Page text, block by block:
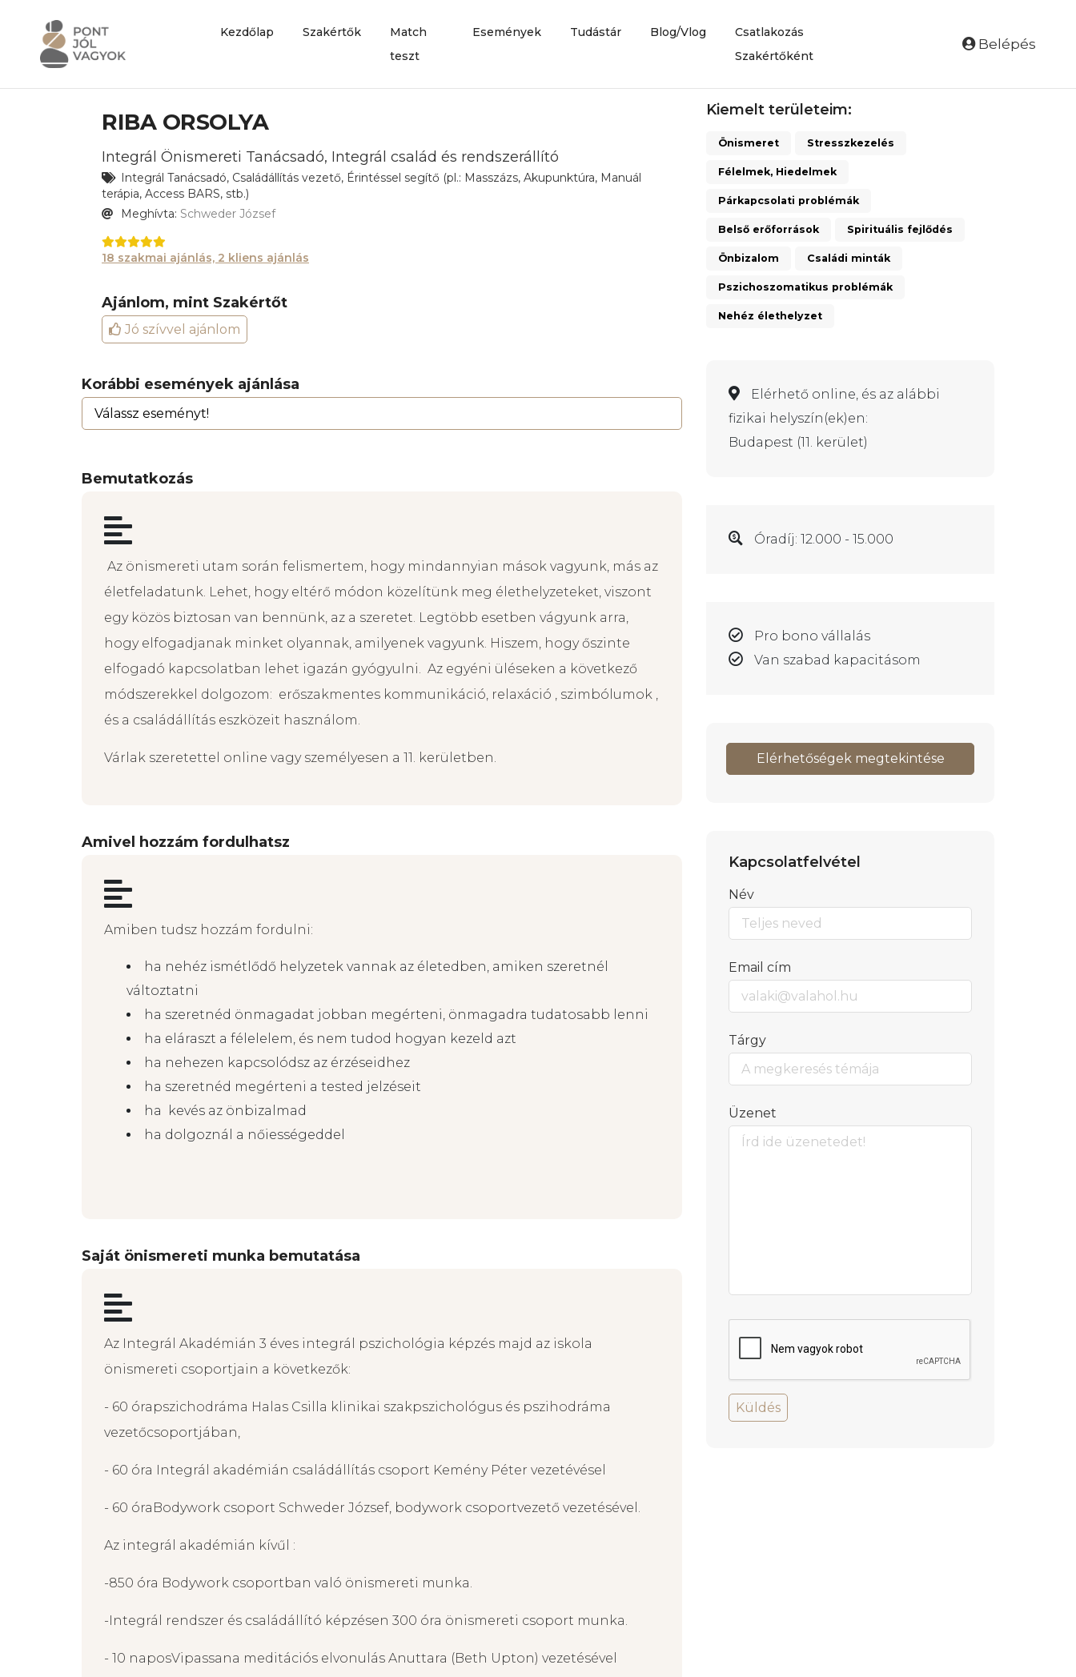
Kezdőlap Szakértők
Match
teszt
Események Tudástár Blog/Vlog
Csatlakozás
Szakértőként
Belépés
RIBA ORSOLYA
Integrál Önismereti Tanácsadó, Integrál család és rendszerállító
Integrál Tanácsadó, Családállítás vezető, Érintéssel segítő (pl.: Masszázs, Akupunktúra, Manuál
terápia, Access BARS, stb.)
Meghívta: Schweder József
18 szakmai ajánlás, 2 kliens ajánlás
Ajánlom, mint Szakértőt
Jó szívvel ajánlom
Korábbi események ajánlása
Bemutatkozás
Az önismereti utam során felismertem, hogy mindannyian mások vagyunk, más az
életfeladatunk. Lehet, hogy eltérő módon közelítünk meg élethelyzeteket, viszont
egy közös biztosan van bennünk, az a szeretet. Legtöbb esetben vágyunk arra,
hogy elfogadjanak minket olyannak, amilyenek vagyunk. Hiszem, hogy őszinte
elfogadó kapcsolatban lehet igazán gyógyulni. Az egyéni üléseken a következő
módszerekkel dolgozom: erőszakmentes kommunikáció, relaxáció , szimbólumok ,
és a családállítás eszközeit használom.
Várlak szeretettel online vagy személyesen a 11. kerületben.
Amivel hozzám fordulhatsz
Amiben tudsz hozzám fordulni:
ha nehéz ismétlődő helyzetek vannak az életedben, amiken szeretnél
változtatni
ha szeretnéd önmagadat jobban megérteni, önmagadra tudatosabb lenni
ha eláraszt a félelelem, és nem tudod hogyan kezeld azt
ha nehezen kapcsolódsz az érzéseidhez
ha szeretnéd megérteni a tested jelzéseit
ha kevés az önbizalmad
ha dolgoznál a nőiességeddel
Saját önismereti munka bemutatása
Az Integrál Akadémián 3 éves integrál pszichológia képzés majd az iskola
önismereti csoportjain a következők:
- 60 órapszichodráma Halas Csilla klinikai szakpszichológus és pszihodráma
vezetőcsoportjában,
- 60 óra Integrál akadémián családállítás csoport Kemény Péter vezetévésel
- 60 óraBodywork csoport Schweder József, bodywork csoportvezető vezetésével.
Az integrál akadémián kívűl :
-850 óra Bodywork csoportban való önismereti munka.
-Integrál rendszer és családállító képzésen 300 óra önismereti csoport munka.
- 10 naposVipassana meditációs elvonulás Anuttara (Beth Upton) vezetésével
Kiemelt területeim:
Önismeret Stresszkezelés
Félelmek, Hiedelmek
Párkapcsolati problémák
Belső erőforrások Spirituális fejlődés
Önbizalom Családi minták
Pszichoszomatikus problémák
Nehéz élethelyzet
Elérhető online, és az alábbi
fizikai helyszín(ek)en:
Budapest (11. kerület)
Óradíj: 12.000 - 15.000
Pro bono vállalás
Van szabad kapacitásom
Elérhetőségek megtekintése
Kapcsolatfelvétel
Név
Email cím
Tárgy
Üzenet
Küldés